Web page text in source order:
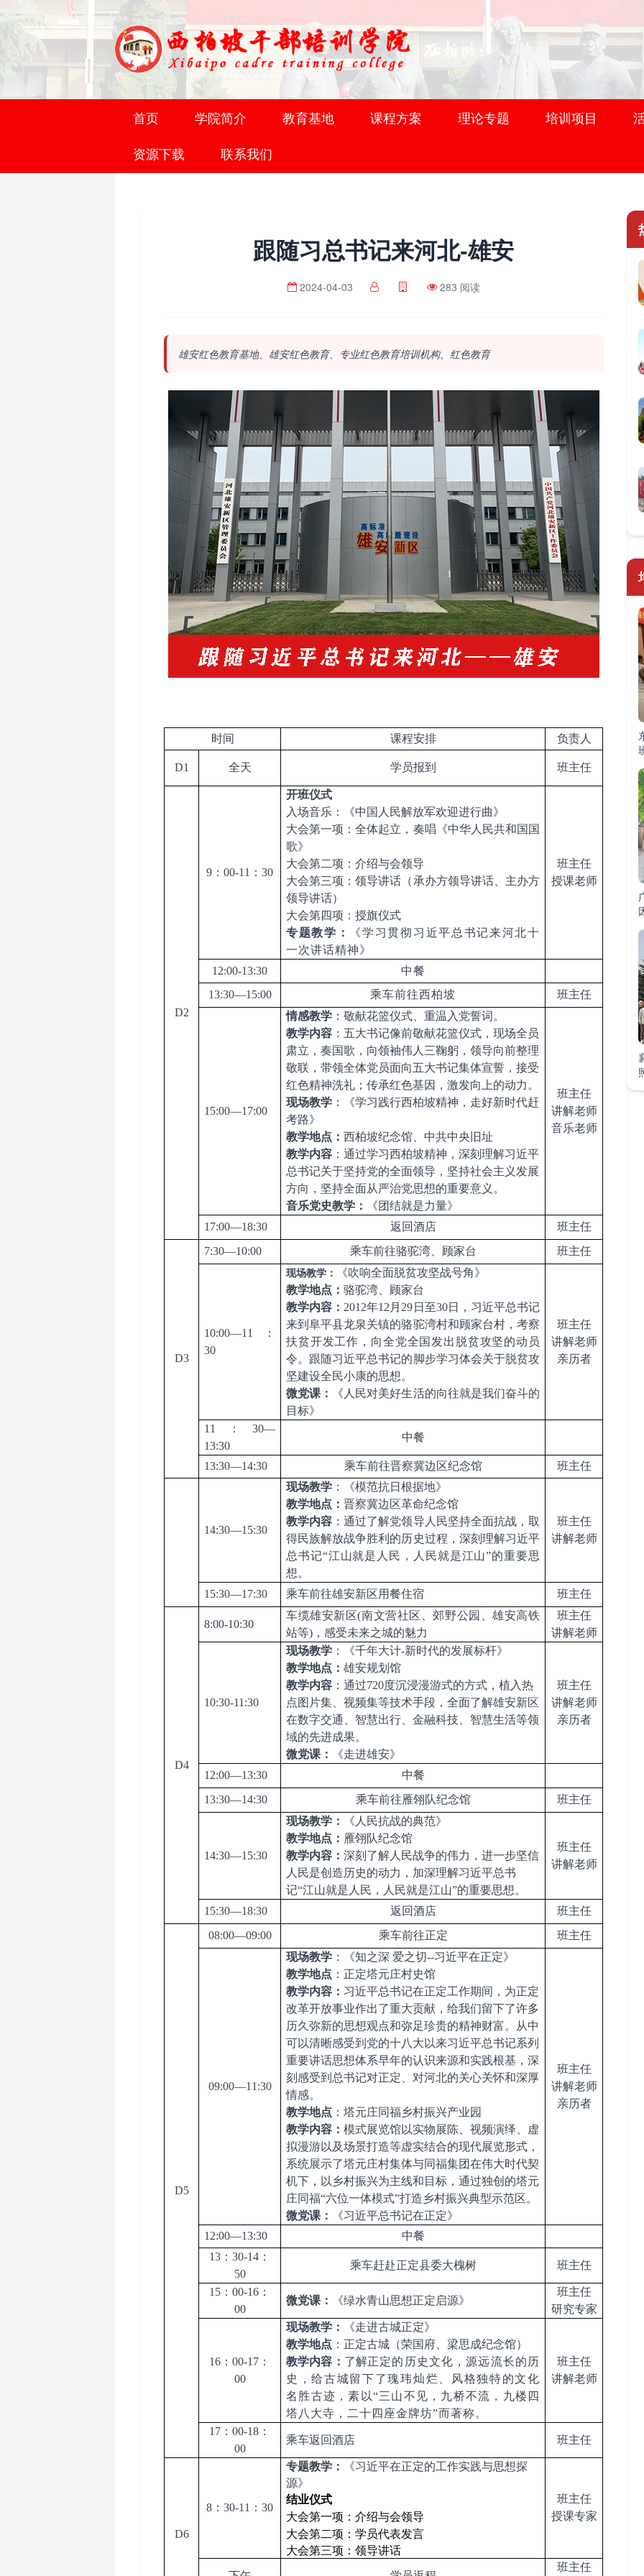
首页 学院简介 教育基地 课程方案 理论专题 培训项目
资源下载
联系我们
跟随习总书记来河北-雄安
2024-04-03 283 阅读
雄安红色教育基地、雄安红色教育、专业红色教育培训机构、红色教育
时间 课程安排 负责人
D1 全天 学员报到 班主任
D2
9 ： 00-11 ： 30
开班仪式
入场音乐：《中国人民解放军欢迎进行曲》
大会第一项：全体起立，奏唱《中华人民共和国国
歌》
大会第二项：介绍与会领导
大会第三项：领导讲话（承办方领导讲话、主办方
领导讲话）
大会第四项：授旗仪式
专题教学：
《学习贯彻习近平总书记来河北十
一次讲话精神》
班主任
授课老师
12:00-13:30
中餐
13:30—15:00
乘车前往西柏坡 班主任
15:00—17:00
情感教学 ：敬献花篮仪式、重温入党誓词。
教学内容 ：五大书记像前敬献花篮仪式，现场全员
肃立，奏国歌，向领袖伟人三鞠躬，领导向前整理
敬联，带领全体党员面向五大书记集体宣誓，接受
红色精神洗礼；传承红色基因，激发向上的动力。
现场教学 ： 《学习践行西柏坡精神 ，走好新时代赶
考路》
教学地点： 西柏坡纪念馆
中共中央旧址
教学内容 ：通过学习西柏坡精神，深刻理解习近平
总书记关于坚持党的全面领导，坚持社会主义发展
方向，坚持全面从严治党思想的重要意义。
音乐党史教学：
《团结就是力量》
班主任
讲解老师
音乐老师
17:00—18:30 返回酒店 班主任
D3
7:30—10:00 乘车前往骆驼湾、顾家台 班主任
10:00—11：
30
现场教学：
《吹响全面脱贫攻坚战号角》
教学地点： 骆驼湾、顾家台
教学内容： 2012年12 月 29 日至30日， 习近平总书记
来到阜平县龙泉关镇的骆驼湾村和顾家台村，考察
扶贫开发工作，向全党全国发出脱贫攻坚的动员
令。跟随习近平总书记的脚步学习体会关于脱贫攻
坚建设全民小康的思想。
微党课：
《人民对美好生活的向往就是我们奋斗的
目标》
班主任
讲解老师
亲历者
11：30—
13:30
中餐
13:30—14:30 乘车前往晋察冀边区纪念馆 班主任
14:30—15:30
现场教学 ： 《模范抗日根据地》
教学地点： 晋察冀边区革命纪念馆
教学内容 ：通过了解党领导人民坚持全面抗战，取
得民族解放战争胜利的历史过程，深刻理解习近平
总书记“江山就是人民， 人民就是江山”的重要思
想。
班主任
讲解老师
15:30—17:30 乘车前往雄安新区用餐住宿 班主任
D4
8:00-10:30
车缆雄安新区(南文营社区、郊野公园、雄安高铁
站等) ，感受未来之城的魅力
班主任
讲解老师
10:30-11:30
现场教学 ： 《千年大计-新时代的发展标杆》
教学地点： 雄安规划馆
教学内容 ：通过720度沉浸漫游式的方式，植入热
点图片集、视频集等技术手段，全面了解雄安新区
在数字交通、智慧出行、金融科技、智慧生活等领
域的先进成果。
微党课：
《走进雄安》
班主任
讲解老师
亲历者
12:00—13:30
中餐
13:30—14:30
乘车前往雁翎队纪念馆 班主任
14:30—15:30
现场教学：
《人民抗战的典范》
教学地点： 雁翎队纪念馆
教学内容： 深刻了解人民战争的伟力，进一步坚信
人民是创造历史的动力，加深理解习近平总书
记“江山就是人民，人民就是江山”的重要思想。
班主任
讲解老师
15:30—18:30 返回酒店 班主任
D5
08:00—09:00 乘车前往正定 班主任
09:00—11:30
现场教学 ： 《知之深 爱之切--习近平在正定》
教学地点 ： 正定塔元庄村史馆
教学内容 ： 习近平总书记在正定工作期间 ，为正定
改革开放事业作出了重大贡献，给我们留下了许多
历久弥新的思想观点和弥足珍贵的精神财富。从中
可以清晰感受到党的十八大以来习近平总书记系列
重要讲话思想体系早年的认识来源和实践根基，深
刻感受到总书记对正定、对河北的关心关怀和深厚
情感。
教学地点 ： 塔元庄同福乡村振兴产业园
教学内容 ： 模式展览馆以实物展陈、视频演绎、虚
拟漫游以及场景打造等虚实结合的现代展览形式，
系统展示了塔元庄村集体与同福集团在伟大时代契
机下，以乡村振兴为主线和目标，通过独创的塔元
庄同福“六位一体模式”打造乡村振兴典型示范区。
微党课：
《习近平总书记在正定》
班主任
讲解老师
亲历者
12:00—13:30
中餐
13：30-14：
50
乘车赶赴正定县委大槐树 班主任
15：00-16：
00
微党课： 《绿水青山思想正定启源》
班主任
研究专家
16：00-17 ：
00
现场教学：
《走进古城正定》
教学地点 ： 正定古城（荣国府、梁思成纪念馆）
教学内容： 了解正定的历史文化 ，源远流长的历
史，给古城留下了瑰玮灿烂、风格独特的文化
名胜古迹，素以“三山不见， 九桥不流，九楼四
塔八大寺，二十四座金牌坊”而著称。
班主任
讲解老师
17 ： 00-18 ：
00
乘车返回酒店 班主任
D6
8：30-11：30
专题教学： 《习近平在正定的工作实践与思想探
源》
结业仪式
大会第一项：介绍与会领导
大会第二项：学员代表发言
大会第三项：领导讲话
班主任
授课专家
班主任